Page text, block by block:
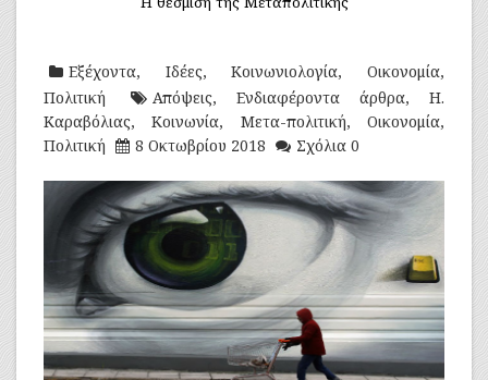
Εξέχοντα, Ιδέες,Κοινωνιολογία,Οικονομία,
Πολιτική
Απόψεις, Ενδιαφέροντα άρθρα, Η.
Καραβόλιας,Κοινωνία, Μετα-πολιτική,Οικονομία,
Πολιτική
8 Οκτωβρίου 2018 Σχόλια 0